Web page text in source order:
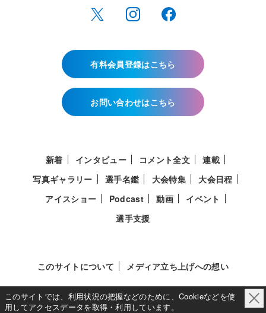
有料会員登録はこちら
お問い合わせはこちら
新着 インタビュー コメント全文
連載
写真ギャラリー
選手名鑑 大会特集
大会日程
アイスショー
Podcast 動画
イベント
選手支援
このサイトについて メディア立ち上げへの想い
このサイトでは、利用状況の把握などのために、Cookieなどを使
用してアクセスデータを取得・利用しています。